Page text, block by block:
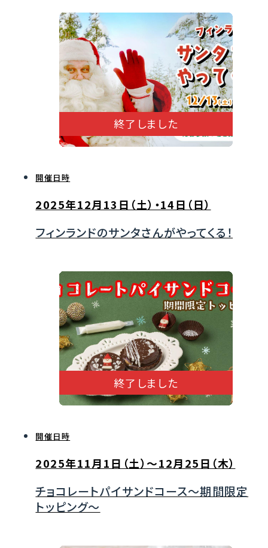
終了しました
開催日時
2025年12月13日（土）・14日（日）
フィンランドのサンタさんがやってくる！
終了しました
開催日時
2025年11月1日（土）～12月25日（木）
チョコレートパイサンドコース～期間限定
トッピング～